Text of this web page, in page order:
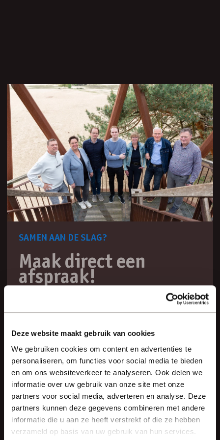
Deze website maakt gebruik van cookies
We gebruiken cookies om content en advertenties te
personaliseren, om functies voor social media te bieden
en om ons websiteverkeer te analyseren. Ook delen we
informatie over uw gebruik van onze site met onze
partners voor social media, adverteren en analyse. Deze
partners kunnen deze gegevens combineren met andere
informatie die u aan ze heeft verstrekt of die ze hebben
verzameld op basis van uw gebruik van hun services.
SAMEN AAN DE SLAG?
Maak direct een
afspraak!
Wij weten dat de persoonlijke klik belangrijk is,
bel 0341 55 4827
mail info@veluwsearchitecten.nl
VELUWSE ARCHITECTEN
Dé expert van de Veluwe